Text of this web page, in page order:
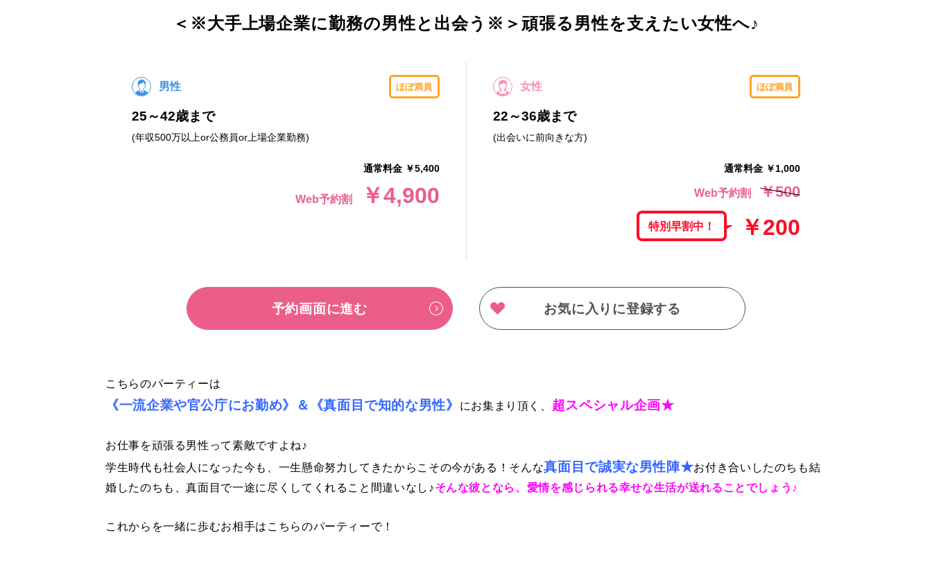
＜※大手上場企業に勤務の男性と出会う※＞頑張る男性を支えたい女性へ♪
男性 ほぼ満員
25～42歳まで
(年収500万以上or公務員or上場企業勤務)
通常料金 ￥5,400
Web予約割 ￥4,900
女性 ほぼ満員
22～36歳まで
(出会いに前向きな方)
通常料金 ￥1,000
Web予約割 ￥500
特別早割中！ ￥200
予約画面に進む お気に入りに登録する
こちらのパーティーは
《一流企業や官公庁にお勤め》＆《真面目で知的な男性》 にお集まり頂く、 超スペシャル企画★
お仕事を頑張る男性って素敵ですよね♪
学生時代も社会人になった今も、一生懸命努力してきたからこその今がある！そんな真面目で誠実な男性陣★お付き合いしたのちも結
婚したのちも、真面目で一途に尽くしてくれること間違いなし♪そんな彼となら、愛情を感じられる幸せな生活が送れることでしょう♪
これからを一緒に歩むお相手はこちらのパーティーで！